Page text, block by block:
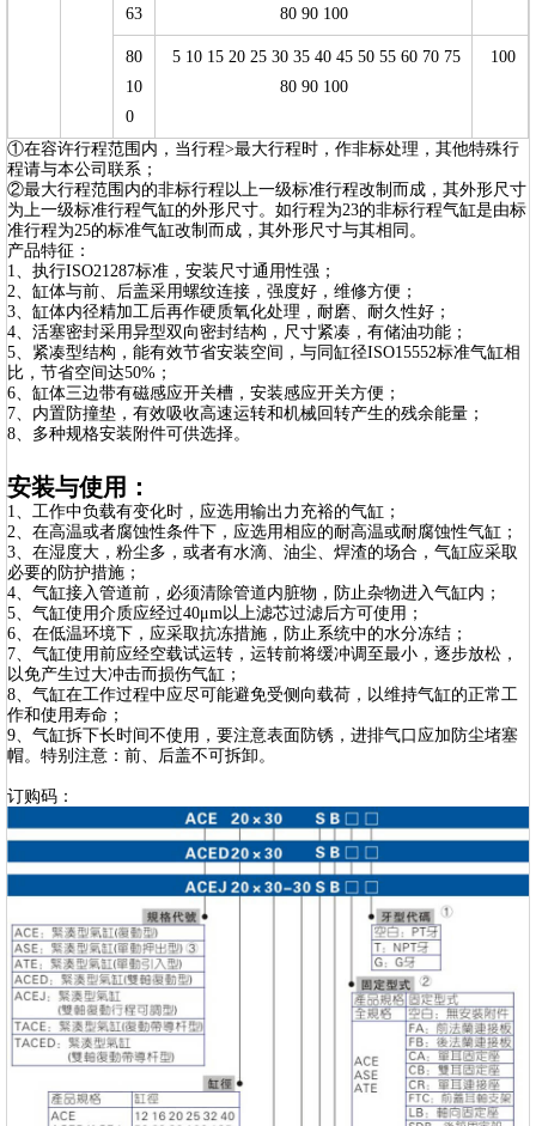
63
80 90 100
80
10
0
5 10 15 20 25 30 35 40 45 50 55 60 70 75
80 90 100
100
①在容许行程范围内，当行程>最大行程时，作非标处理，其他特殊行
程请与本公司联系；
②最大行程范围内的非标行程以上一级标准行程改制而成，其外形尺寸
为上一级标准行程气缸的外形尺寸。如行程为23的非标行程气缸是由标
准行程为25的标准气缸改制而成，其外形尺寸与其相同。
产品特征：
1、执行ISO21287标准，安装尺寸通用性强；
2、缸体与前、后盖采用螺纹连接，强度好，维修方便；
3、缸体内径精加工后再作硬质氧化处理，耐磨、耐久性好；
4、活塞密封采用异型双向密封结构，尺寸紧凑，有储油功能；
5、紧凑型结构，能有效节省安装空间，与同缸径ISO15552标准气缸相
比，节省空间达50%；
6、缸体三边带有磁感应开关槽，安装感应开关方便；
7、内置防撞垫，有效吸收高速运转和机械回转产生的残余能量；
8、多种规格安装附件可供选择。
安装与使用：
1、工作中负载有变化时，应选用输出力充裕的气缸；
2、在高温或者腐蚀性条件下，应选用相应的耐高温或耐腐蚀性气缸；
3、在湿度大，粉尘多，或者有水滴、油尘、焊渣的场合，气缸应采取
必要的防护措施；
4、气缸接入管道前，必须清除管道内脏物，防止杂物进入气缸内；
5、气缸使用介质应经过40μm以上滤芯过滤后方可使用；
6、在低温环境下，应采取抗冻措施，防止系统中的水分冻结；
7、气缸使用前应经空载试运转，运转前将缓冲调至最小，逐步放松，
以免产生过大冲击而损伤气缸；
8、气缸在工作过程中应尽可能避免受侧向载荷，以维持气缸的正常工
作和使用寿命；
9、气缸拆下长时间不使用，要注意表面防锈，进排气口应加防尘堵塞
帽。特别注意：前、后盖不可拆卸。
订购码：